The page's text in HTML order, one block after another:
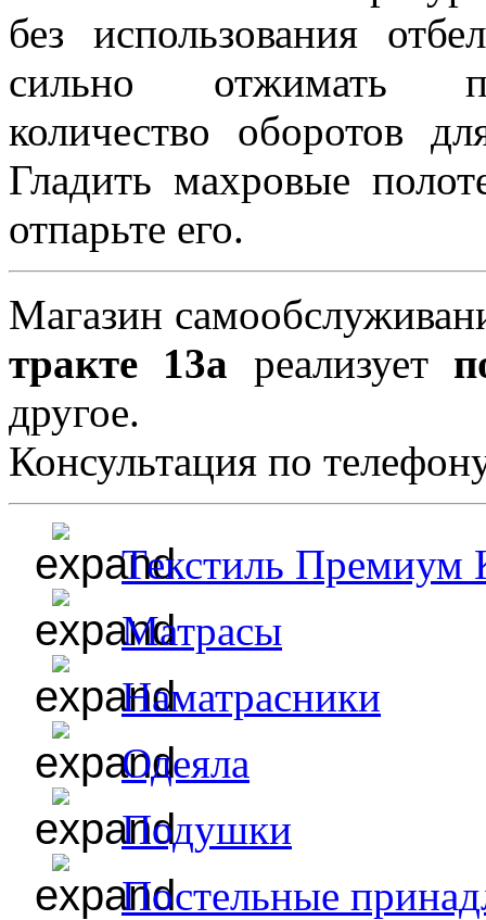
без использования
сильно отжимать
количество оборотов
Гладить махровые
отпарьте его.
Магазин
тракте 13а реализует
другое.
Консультация по
Текстиль Премиум
Матрасы
Наматрасники
Одеяла
Подушки
Постельные